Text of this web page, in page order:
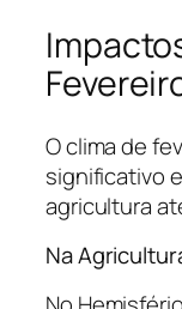
O clima de
significativo
agricultura
Na